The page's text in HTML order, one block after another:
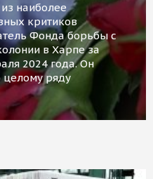
наиболее
критиков
Фонда борьбы с
в Харпе за
2024 года. Он
целому ряду